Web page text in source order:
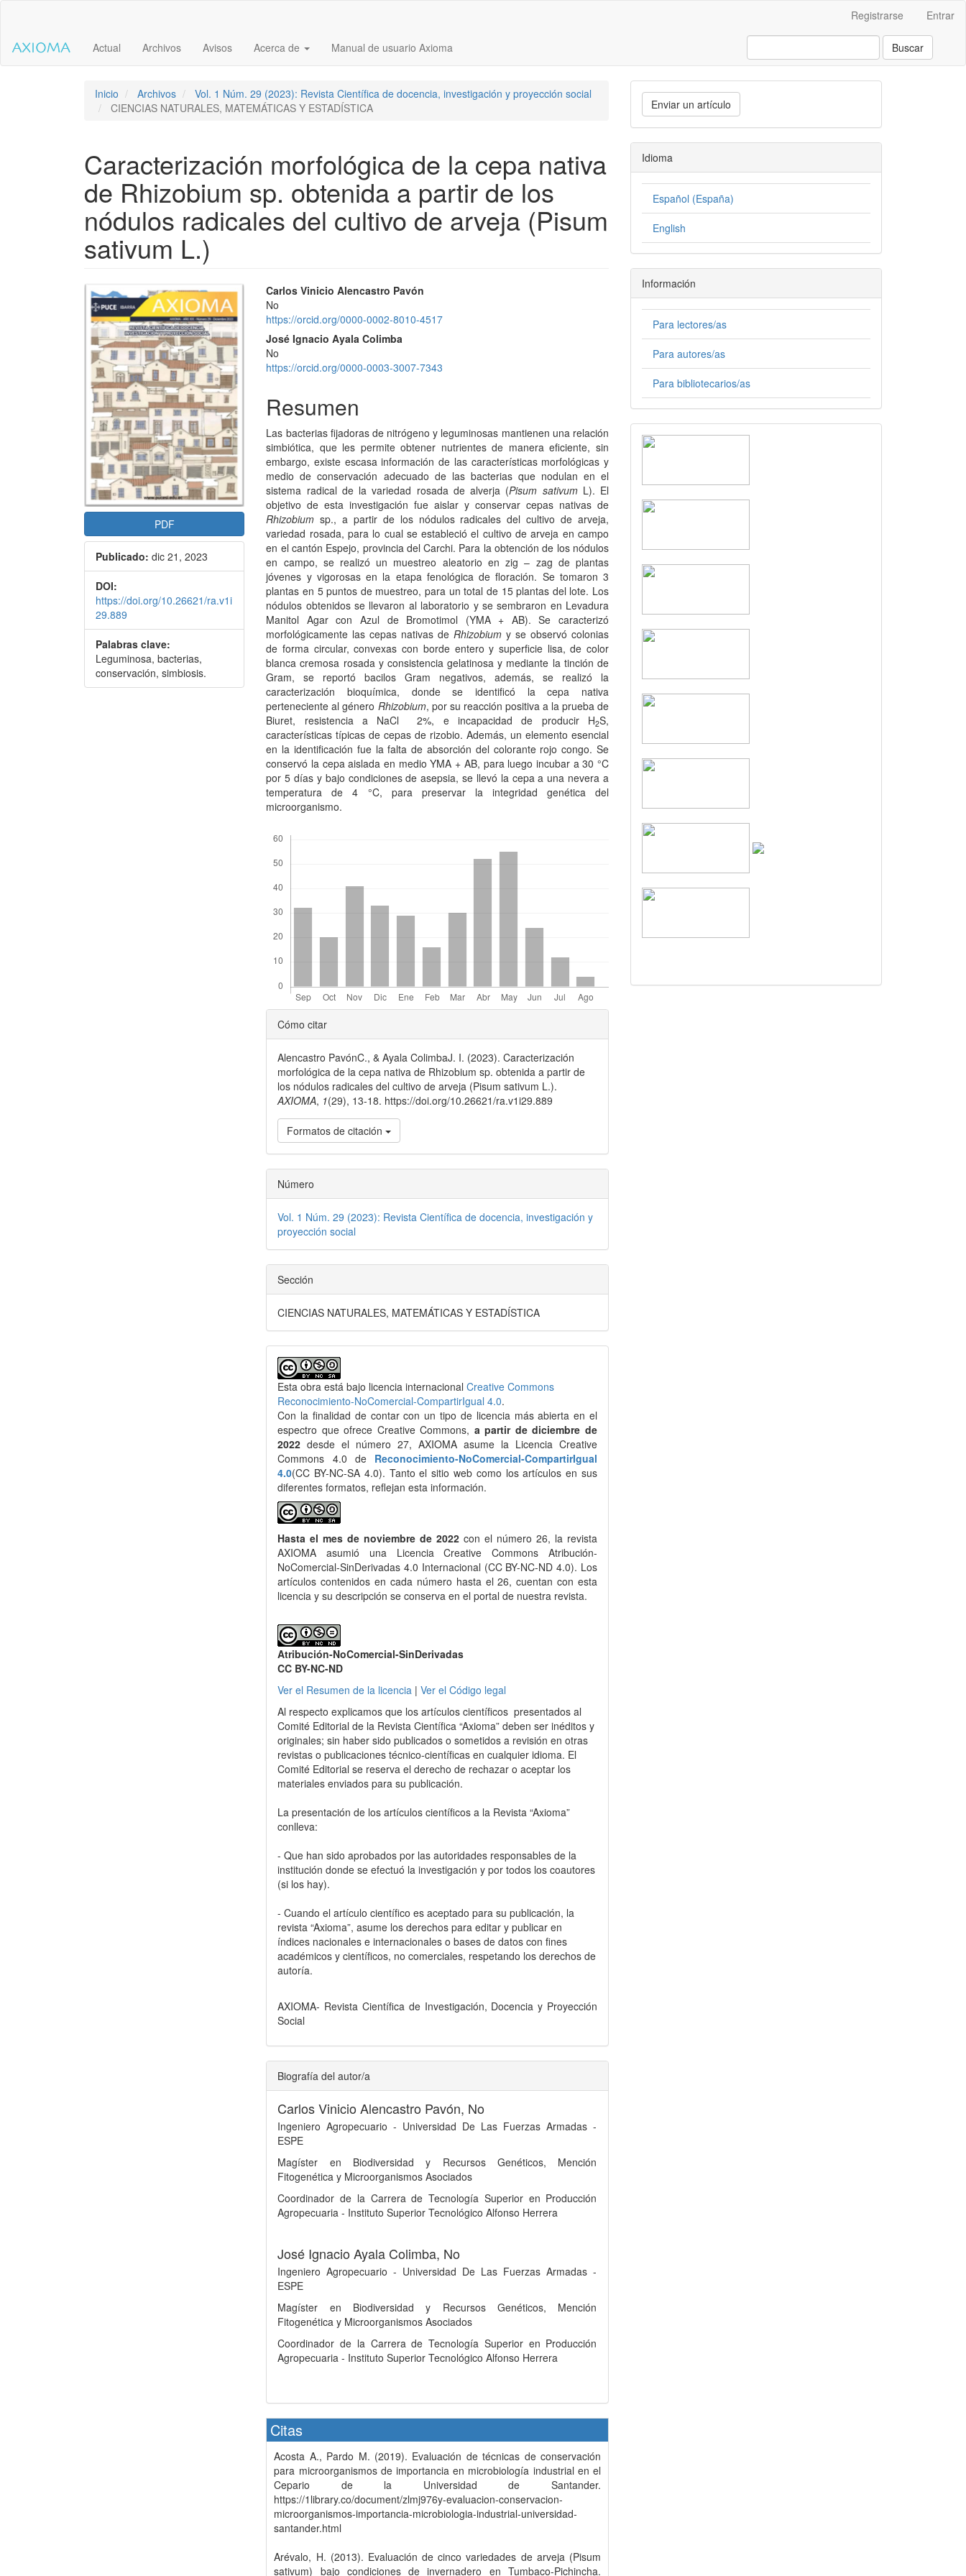
contenido
de
Registrarse Entrar
Actual Archivos Avisos Acerca de Manual de usuario Axioma Buscar
Inicio Archivos
Vol. 1 Núm. 29 (2023): Revista Científica de docencia, investigación y proyección social
CIENCIAS NATURALES, MATEMÁTICAS Y ESTADÍSTICA
Caracterización morfológica de la cepa nativa
de Rhizobium sp. obtenida a partir de los
nódulos radicales del cultivo de arveja (Pisum
sativum L.)
Barra
lateral
del
artículo
PDF
Publicado: dic 21, 2023
DOI:
https://doi.org/10.26621/ra.v1i
29.889
Palabras clave:
Leguminosa, bacterias,
conservación, simbiosis.
Contenido
principal
del
artículo
Carlos Vinicio Alencastro Pavón
No
https://orcid.org/0000-0002-8010-4517
José Ignacio Ayala Colimba
No
https://orcid.org/0000-0003-3007-7343
Resumen
Las bacterias fijadoras de nitrógeno y leguminosas mantienen una relación
simbiótica, que les permite obtener nutrientes de manera eficiente, sin
embargo, existe escasa información de las características morfológicas y
medio de conservación adecuado de las bacterias que nodulan en el
sistema radical de la variedad rosada de alverja (Pisum sativum L). El
objetivo de esta investigación fue aislar y conservar cepas nativas de
Rhizobiumsp., a partir de los nódulos radicales del cultivo de arveja,
variedad rosada, para lo cual se estableció el cultivo de arveja en campo
en el cantón Espejo, provincia del Carchi. Para la obtención de los nódulos
en campo, se realizó un muestreo aleatorio en zig – zag de plantas
jóvenes y vigorosas en la etapa fenológica de floración. Se tomaron 3
plantas en 5 puntos de muestreo, para un total de 15 plantas del lote. Los
nódulos obtenidos se llevaron al laboratorio y se sembraron en Levadura
Manitol Agar con Azul de Bromotimol (YMA + AB). Se caracterizó
morfológicamente las cepas nativas deRhizobium y se observó colonias
de forma circular, convexas con borde entero y superficie lisa, de color
blanca cremosa rosada y consistencia gelatinosa y mediante la tinción de
Gram, se reportó bacilos Gram negativos, además, se realizó la
caracterización bioquímica, donde se identificó la cepa nativa
perteneciente al género Rhizobium, por su reacción positiva a la prueba de
Biuret, resistencia a NaCl 2%, e incapacidad de producir H2S,
características típicas de cepas de rizobio. Además, un elemento esencial
en la identificación fue la falta de absorción del colorante rojo congo. Se
conservó la cepa aislada en medio YMA + AB, para luego incubar a 30 °C
por 5 días y bajo condiciones de asepsia, se llevó la cepa a una nevera a
temperatura de 4 °C, para preservar la integridad genética del
microorganismo.
Detalles
del
artículo
Cómo citar
Alencastro PavónC., & Ayala ColimbaJ. I. (2023). Caracterización
morfológica de la cepa nativa de Rhizobium sp. obtenida a partir de
los nódulos radicales del cultivo de arveja (Pisum sativum L.).
AXIOMA, 1(29), 13-18. https://doi.org/10.26621/ra.v1i29.889
Formatos de citación
Número
Vol. 1 Núm. 29 (2023): Revista Científica de docencia, investigación y
proyección social
Sección
CIENCIAS NATURALES, MATEMÁTICAS Y ESTADÍSTICA
Esta obra está bajo licencia internacionalCreative Commons
Reconocimiento-NoComercial-CompartirIgual 4.0.
Con la finalidad de contar con un tipo de licencia más abierta en el
espectro que ofrece Creative Commons, a partir de diciembre de
2022 desde el número 27, AXIOMA asume la Licencia Creative
Commons 4.0 de Reconocimiento-NoComercial-CompartirIgual
4.0(CC BY-NC-SA 4.0). Tanto el sitio web como los artículos en sus
diferentes formatos, reflejan esta información.
Hasta el mes de noviembre de 2022 con el número 26, la revista
AXIOMA asumió una Licencia Creative Commons Atribución-
NoComercial-SinDerivadas 4.0 Internacional (CC BY-NC-ND 4.0). Los
artículos contenidos en cada número hasta el 26, cuentan con esta
licencia y su descripción se conserva en el portal de nuestra revista.
Atribución-NoComercial-SinDerivadas
CC BY-NC-ND
Ver el Resumen de la licencia |Ver el Código legal
Al respecto explicamos que los artículos científicos presentados al
Comité Editorial de la Revista Científica “Axioma” deben ser inéditos y
originales; sin haber sido publicados o sometidos a revisión en otras
revistas o publicaciones técnico-científicas en cualquier idioma. El
Comité Editorial se reserva el derecho de rechazar o aceptar los
materiales enviados para su publicación.
La presentación de los artículos científicos a la Revista “Axioma”
conlleva:
- Que han sido aprobados por las autoridades responsables de la
institución donde se efectuó la investigación y por todos los coautores
(si los hay).
- Cuando el artículo científico es aceptado para su publicación, la
revista “Axioma”, asume los derechos para editar y publicar en
índices nacionales e internacionales o bases de datos con fines
académicos y científicos, no comerciales, respetando los derechos de
autoría.
AXIOMA- Revista Científica de Investigación, Docencia y Proyección
Social
Biografía del autor/a
Carlos Vinicio Alencastro Pavón, No
Ingeniero Agropecuario - Universidad De Las Fuerzas Armadas -
ESPE
Magíster en Biodiversidad y Recursos Genéticos, Mención
Fitogenética y Microorganismos Asociados
Coordinador de la Carrera de Tecnología Superior en Producción
Agropecuaria - Instituto Superior Tecnológico Alfonso Herrera
José Ignacio Ayala Colimba, No
Ingeniero Agropecuario - Universidad De Las Fuerzas Armadas -
ESPE
Magíster en Biodiversidad y Recursos Genéticos, Mención
Fitogenética y Microorganismos Asociados
Coordinador de la Carrera de Tecnología Superior en Producción
Agropecuaria - Instituto Superior Tecnológico Alfonso Herrera
Citas
Acosta A., Pardo M. (2019). Evaluación de técnicas de conservación
para microorganismos de importancia en microbiología industrial en el
Cepario de la Universidad de Santander.
https://1library.co/document/zlmj976y-evaluacion-conservacion-
microorganismos-importancia-microbiologia-industrial-universidad-
santander.html
Arévalo, H. (2013). Evaluación de cinco variedades de arveja (Pisum
sativum) bajo condiciones de invernadero en Tumbaco-Pichincha.
Enviar un artículo
Idioma
Español (España)
English
Información
Para lectores/as
Para autores/as
Para bibliotecarios/as